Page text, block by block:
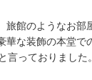
館のようなお
な装飾の本堂で
っておりました。